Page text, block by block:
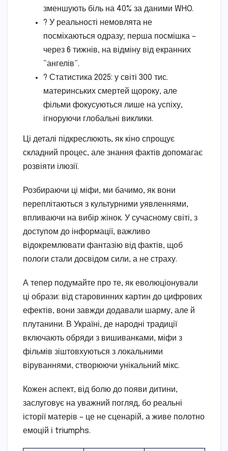
зменшують біль на 40% за даними WHO.
? У реальності немовлята не
посміхаються одразу; перша посмішка –
через 6 тижнів, на відміну від екранних
“ангелів”.
? Статистика 2025: у світі 300 тис.
материнських смертей щороку, але
фільми фокусуються лише на успіху,
ігноруючи глобальні виклики.
Ці деталі підкреслюють, як кіно спрощує
складний процес, але знання фактів допомагає
розвіяти ілюзії.
Розбираючи ці міфи, ми бачимо, як вони
переплітаються з культурними уявленнями,
впливаючи на вибір жінок. У сучасному світі, з
доступом до інформації, важливо
відокремлювати фантазію від фактів, щоб
пологи стали досвідом сили, а не страху.
А тепер подумайте про те, як еволюціонували
ці образи: від старовинних картин до цифрових
ефектів, вони завжди додавали шарму, але й
плутанини. В Україні, де народні традиції
включають обряди з вишиванками, міфи з
фільмів зіштовхуються з локальними
віруваннями, створюючи унікальний мікс.
Кожен аспект, від болю до появи дитини,
заслуговує на уважний погляд, бо реальні
історії матерів – це не сценарій, а живе полотно
емоцій і triumphs.